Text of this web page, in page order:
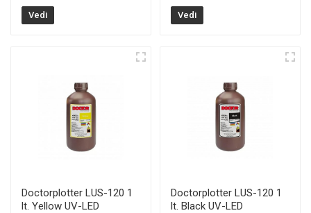
Vedi Vedi
Doctorplotter LUS-120 1
lt. Yellow UV-LED
Doctorplotter LUS-120 1
lt. Black UV-LED